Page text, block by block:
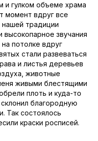
и гулком объеме храма
момент вдруг все
традиции
высокопарное звучания
потолке вдруг
стали развеваться
и листья деревьев
животные
живыми блестящими
плоть и куда-то
благородную
Так состоялось
краски росписей.